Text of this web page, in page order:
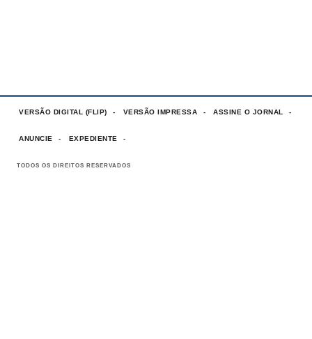
VERSÃO DIGITAL (FLIP) VERSÃO IMPRESSA ASSINE O JORNAL
ANUNCIE EXPEDIENTE
TODOS OS DIREITOS RESERVADOS